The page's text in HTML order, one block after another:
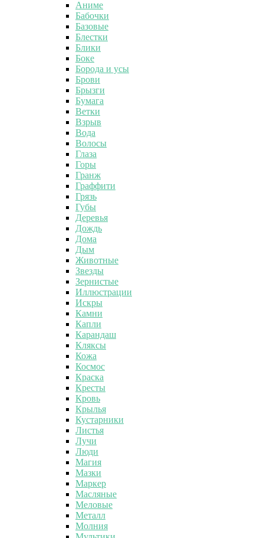
Аниме
Бабочки
Базовые
Блестки
Блики
Боке
Борода и усы
Брови
Брызги
Бумага
Ветки
Взрыв
Вода
Волосы
Глаза
Горы
Гранж
Граффити
Грязь
Губы
Деревья
Дождь
Дома
Дым
Животные
Звезды
Зернистые
Иллюстрации
Искры
Камни
Капли
Карандаш
Кляксы
Кожа
Космос
Краска
Кресты
Кровь
Крылья
Кустарники
Листья
Лучи
Люди
Магия
Мазки
Маркер
Масляные
Меловые
Металл
Молния